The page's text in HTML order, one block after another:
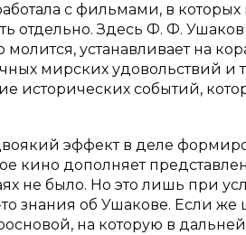
с фильмами, в
отдельно. Здесь Ф. Ф.
устанавливает на
мирских удовольствий и
исторических событий,
эффект в деле
кино дополняет
не было. Но это лишь при
знания об Ушакове. Если
на которую в